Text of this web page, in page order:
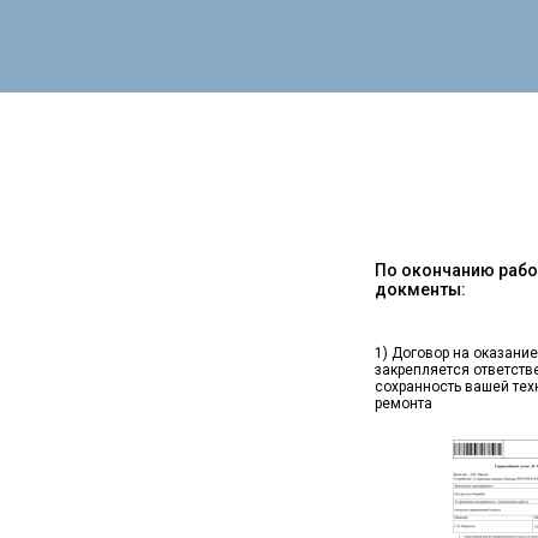
По окончанию
докменты:
1) Договор на
закрепляется
сохранность вашей
ремонта